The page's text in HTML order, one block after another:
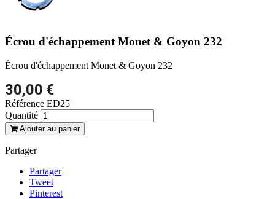
Écrou d'échappement Monet & Goyon 232
Écrou d'échappement Monet & Goyon 232
30,00 €
Référence ED25
Quantité
Ajouter au panier
Partager
Partager
Tweet
Pinterest